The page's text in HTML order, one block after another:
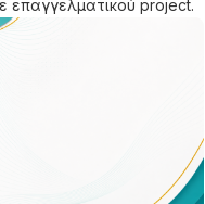
επαγγελματικού project.